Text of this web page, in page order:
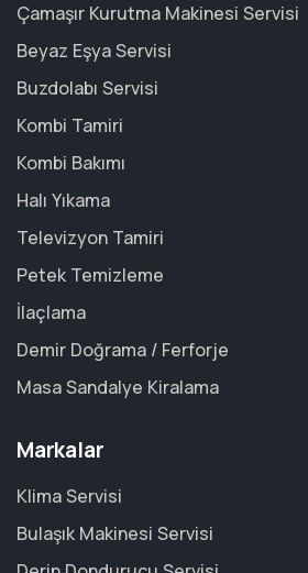
Çamaşır Kurutma Makinesi Servisi
Beyaz Eşya Servisi
Buzdolabı Servisi
Kombi Tamiri
Kombi Bakımı
Halı Yıkama
Televizyon Tamiri
Petek Temizleme
İlaçlama
Demir Doğrama / Ferforje
Masa Sandalye Kiralama
Markalar
Klima Servisi
Bulaşık Makinesi Servisi